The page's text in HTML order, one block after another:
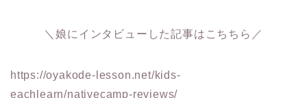
＼娘にインタビューした記事はこちちら／
https://oyakode-lesson.net/kids-
eachlearn/nativecamp-reviews/